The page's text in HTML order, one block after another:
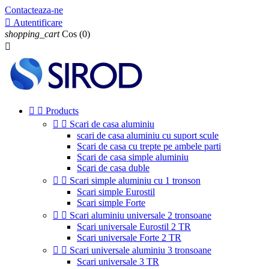
Contacteaza-ne
 Autentificare
shopping_cart Cos (0)

  Products
  Scari de casa aluminiu
scari de casa aluminiu cu suport scule
Scari de casa cu trepte pe ambele parti
Scari de casa simple aluminiu
Scari de casa duble
  Scari simple aluminiu cu 1 tronson
Scari simple Eurostil
Scari simple Forte
  Scari aluminiu universale 2 tronsoane
Scari universale Eurostil 2 TR
Scari universale Forte 2 TR
  Scari universale aluminiu 3 tronsoane
Scari universale 3 TR